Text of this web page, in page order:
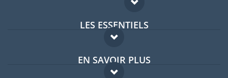
LES ESSENTIELS
Forum expatriés
Guides pays
EN SAVOIR PLUS